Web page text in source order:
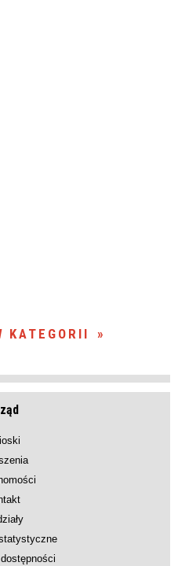
KATEGORII